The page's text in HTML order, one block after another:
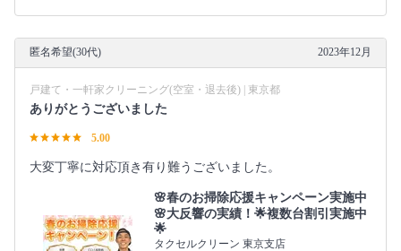
匿名希望(30代) 2023年12月
戸建て・一軒家クリーニング(空室・退去後) | 東京都
ありがとうございました
5.00
大変丁寧に対応頂き有り難うございました。
🌸春のお掃除応援キャンペーン実施中
🌸大反響の実績！🌟複数台割引実施中
🌟
タクセルクリーン 東京支店